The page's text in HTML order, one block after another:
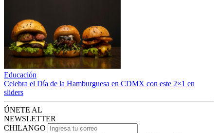
Educación
Celebra el Día de la Hamburguesa en CDMX con este 2×1 en
sliders
ÚNETE AL
NEWSLETTER
CHILANGO